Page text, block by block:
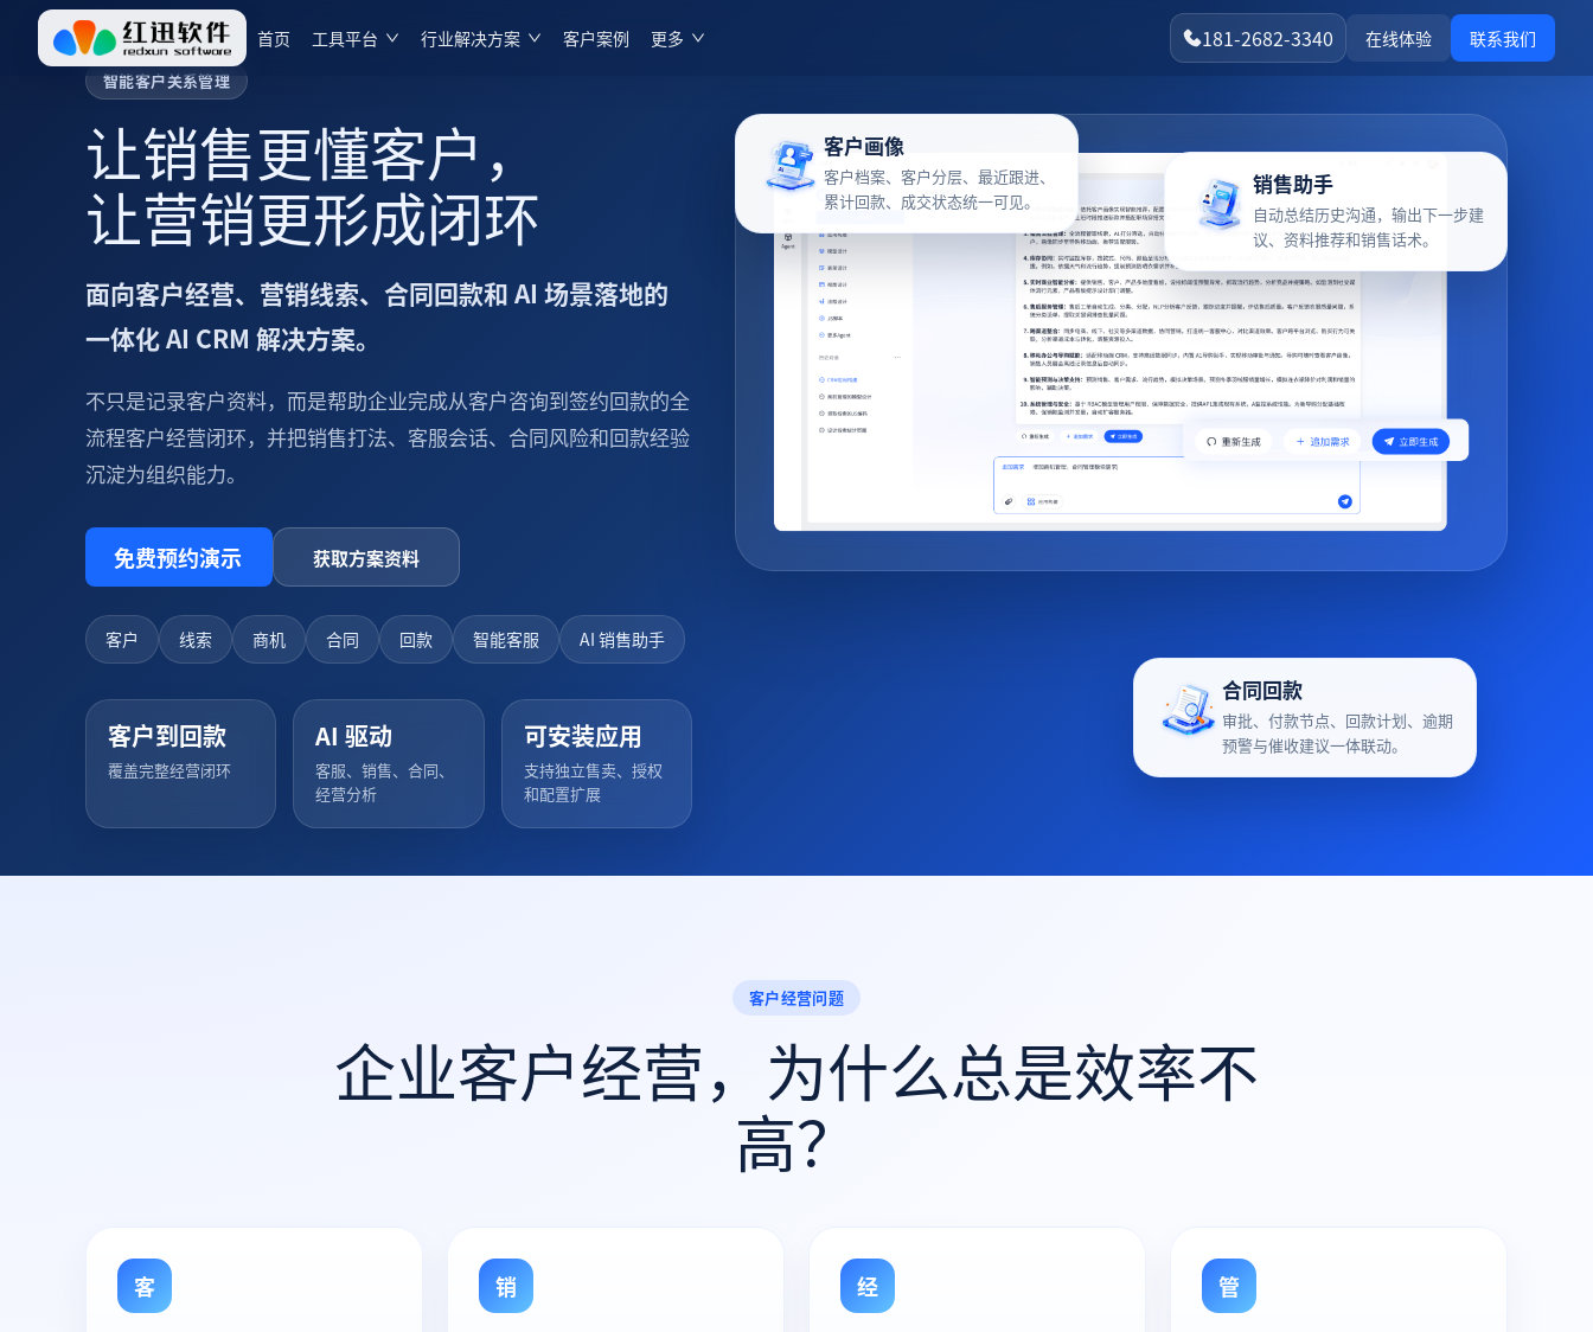
首页 工具平台 行业解决方案 客户案例 更多 181-2682-3340 在线体验 联系我们
智能客户关系管理
让销售更懂客户，
让营销更形成闭环
面向客户经营、营销线索、合同回款和 AI 场景落地的
一体化 AI CRM 解决方案。
不只是记录客户资料，而是帮助企业完成从客户咨询到签约回款的全
流程客户经营闭环，并把销售打法、客服会话、合同风险和回款经验
沉淀为组织能力。
免费预约演示 获取方案资料
客户 线索 商机 合同 回款 智能客服 AI 销售助手
客户到回款
覆盖完整经营闭环
AI 驱动
客服、销售、合同、
经营分析
可安装应用
支持独立售卖、授权
和配置扩展
客户画像
客户档案、客户分层、最近跟进、
累计回款、成交状态统一可见。
销售助手
自动总结历史沟通，输出下一步建
议、资料推荐和销售话术。
合同回款
审批、付款节点、回款计划、逾期
预警与催收建议一体联动。
客户经营问题
企业客户经营，为什么总是效率不
高？
客 销 经 管